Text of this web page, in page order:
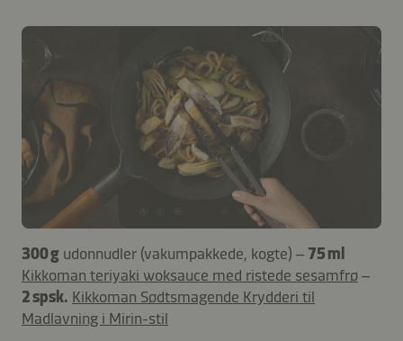
300 g udonnudler (vakumpakkede, kogte) – 75 ml
Kikkoman teriyaki woksauce med ristede sesamfrø–
2 spsk. Kikkoman Sødtsmagende Krydderi til
Madlavning i Mirin-stil